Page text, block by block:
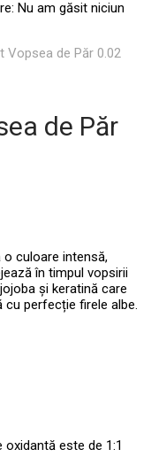
Nu am găsit niciun
Vopsea de Păr 0.02
de Păr
culoare intensă,
în timpul vopsirii
și keratină care
perfecție firele albe.
este de 1:1